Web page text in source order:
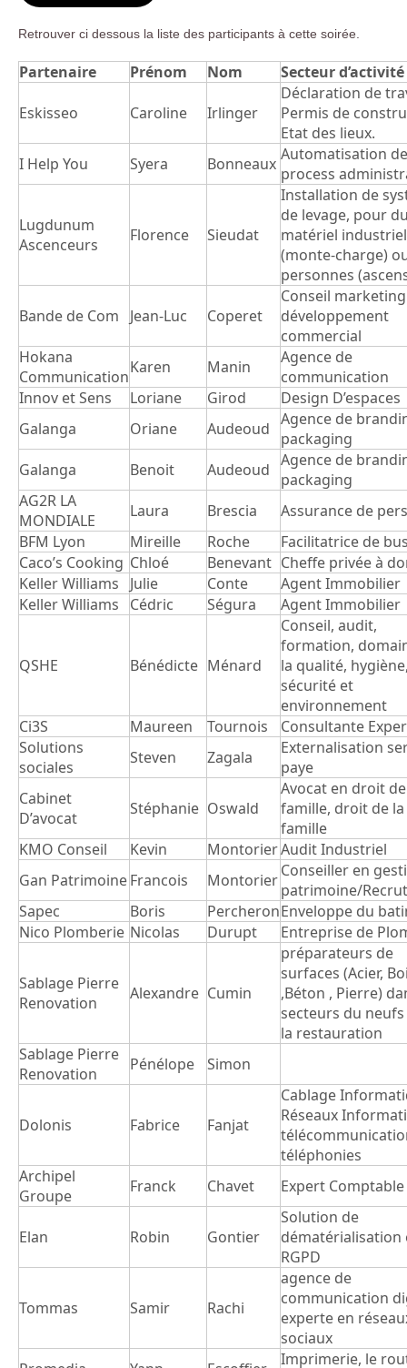
Retrouver ci dessous la liste des participants à cette soirée.
Partenaire Prénom Nom Secteur d’activité
Eskisseo Caroline Irlinger
Déclaration de
Permis de
Etat des lieux.
I Help You
Syera Bonneaux Automatisation de
process
Lugdunum
Ascenceurs
Florence Sieudat
Installation de
de levage, pour
matériel industriel
(monte-charge)
personnes
Bande de Com Jean-Luc Coperet
Conseil
développement
commercial
Hokana
CommunicationKaren Manin
Agence de
communication
Innov et Sens
Loriane Girod
Design D’espaces
Galanga
Oriane Audeoud Agence de
packaging
Galanga
Benoit Audeoud Agence de
packaging
AG2R LA
MONDIALE
Laura Brescia
Assurance de
BFM Lyon
Mireille Roche
Facilitatrice de
Caco’s Cooking Chloé Benevant Cheffe privée à
Keller Williams
Julie Conte
Agent Immobilier
Keller Williams
Cédric Ségura Agent Immobilier
QSHE Bénédicte Ménard
Conseil, audit,
formation,
la qualité,
sécurité et
environnement
Ci3S
Maureen Tournois
Consultante
Solutions
sociales
Steven Zagala
Externalisation
paye
Cabinet
D’avocat
Stéphanie Oswald
Avocat en droit
famille, droit de la
famille
KMO Conseil
Kevin MontorierAudit Industriel
Gan PatrimoineFrancois MontorierConseiller en
patrimoine/
Sapec
Boris PercheronEnveloppe du
Nico Plomberie Nicolas Durupt Entreprise de
Sablage Pierre
Renovation
Alexandre Cumin
préparateurs de
surfaces (Acier,
,Béton , Pierre)
secteurs du
la restauration
Sablage Pierre
Renovation
Pénélope Simon
Dolonis Fabrice Fanjat
Cablage
Réseaux
téléphonies
Archipel
Groupe
Franck Chavet Expert Comptable
Elan Robin Gontier
Solution de
dématérialisation
RGPD
Tommas Samir Rachi
agence de
communication
experte en
sociaux
Imprimerie, le